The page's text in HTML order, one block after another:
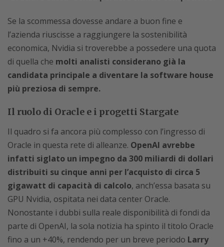
Se la scommessa dovesse andare a buon fine e
l’azienda riuscisse a raggiungere la sostenibilità
economica, Nvidia si troverebbe a possedere una quota
di quella che molti analisti considerano già la
candidata principale a diventare la software house
più preziosa di sempre.
Il ruolo di Oracle e i progetti Stargate
Il quadro si fa ancora più complesso con l’ingresso di
Oracle in questa rete di alleanze. OpenAI avrebbe
infatti siglato un impegno da 300 miliardi di dollari
distribuiti su cinque anni per l’acquisto di circa 5
gigawatt di capacità di calcolo, anch’essa basata su
GPU Nvidia, ospitata nei data center Oracle.
Nonostante i dubbi sulla reale disponibilità di fondi da
parte di OpenAI, la sola notizia ha spinto il titolo Oracle
fino a un +40%, rendendo per un breve periodo Larry